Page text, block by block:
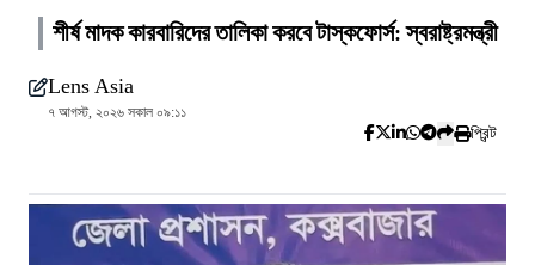
শীর্ষ মাদক কারবারিদের তালিকা করবে টাস্কফোর্স: স্বরাষ্ট্রমন্ত্রী
Lens Asia
৭ আগস্ট, ২০২৬ সকাল ০৯:১১
প্রিন্ট